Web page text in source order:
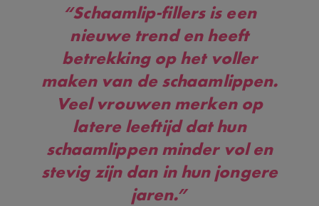
“Schaamlip-fillers is een
nieuwe trend en heeft
betrekking op het voller
maken van de schaamlippen.
Veel vrouwen merken op
latere leeftijd dat hun
schaamlippen minder vol en
stevig zijn dan in hun jongere
jaren.”